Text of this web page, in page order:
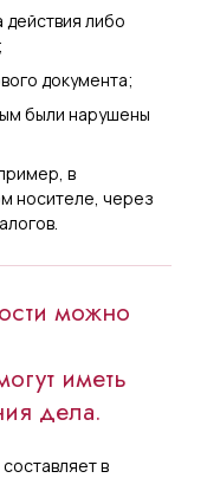
либо
документа;
были нарушены
в
носителе, через
можно
иметь
дела.
в